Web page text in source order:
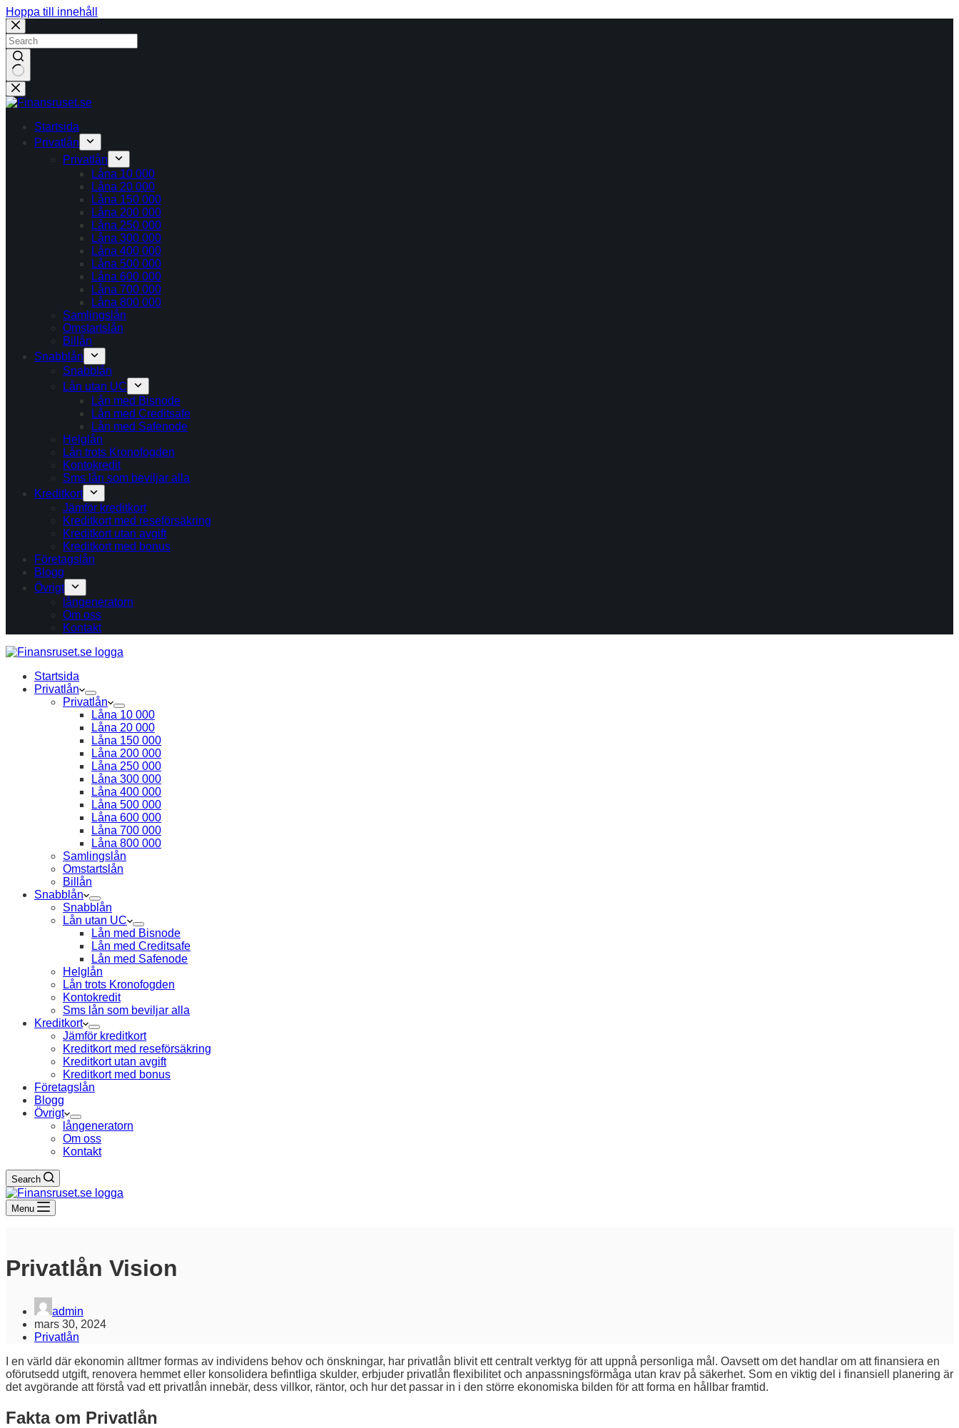
Hoppa till innehåll
Inga
resultat
Startsida
Privatlån
Privatlån
Låna 10 000
Låna 20 000
Låna 150 000
Låna 200 000
Låna 250 000
Låna 300 000
Låna 400 000
Låna 500 000
Låna 600 000
Låna 700 000
Låna 800 000
Samlingslån
Omstartslån
Billån
Snabblån
Snabblån
Lån utan UC
Lån med Bisnode
Lån med Creditsafe
Lån med Safenode
Helglån
Lån trots Kronofogden
Kontokredit
Sms lån som beviljar alla
Kreditkort
Jämför kreditkort
Kreditkort med reseförsäkring
Kreditkort utan avgift
Kreditkort med bonus
Företagslån
Blogg
Övrigt
långeneratorn
Om oss
Kontakt
Startsida
Privatlån
Privatlån
Låna 10 000
Låna 20 000
Låna 150 000
Låna 200 000
Låna 250 000
Låna 300 000
Låna 400 000
Låna 500 000
Låna 600 000
Låna 700 000
Låna 800 000
Samlingslån
Omstartslån
Billån
Snabblån
Snabblån
Lån utan UC
Lån med Bisnode
Lån med Creditsafe
Lån med Safenode
Helglån
Lån trots Kronofogden
Kontokredit
Sms lån som beviljar alla
Kreditkort
Jämför kreditkort
Kreditkort med reseförsäkring
Kreditkort utan avgift
Kreditkort med bonus
Företagslån
Blogg
Övrigt
långeneratorn
Om oss
Kontakt
Search
Menu
Privatlån Vision
admin
mars 30, 2024
Privatlån
I en värld där ekonomin alltmer formas av individens behov och önskningar, har privatlån blivit ett centralt verktyg för att uppnå personliga mål. Oavsett om det handlar om att finansiera en
oförutsedd utgift, renovera hemmet eller konsolidera befintliga skulder, erbjuder privatlån flexibilitet och anpassningsförmåga utan krav på säkerhet. Som en viktig del i finansiell planering är
det avgörande att förstå vad ett privatlån innebär, dess villkor, räntor, och hur det passar in i den större ekonomiska bilden för att forma en hållbar framtid.
Fakta om Privatlån